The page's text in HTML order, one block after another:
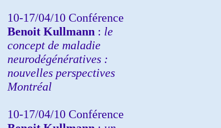
10-17/04/10 Conférence
Benoit Kullmann : le
concept de maladie
neurodégénératives :
nouvelles perspectives
Montréal
10-17/04/10 Conférence